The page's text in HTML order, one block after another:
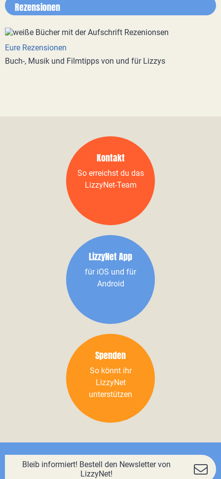
Rezensionen
Eure Rezensionen
Buch-, Musik und Filmtipps von und für Lizzys
Kontakt
So erreichst du das
LizzyNet-Team
LizzyNet App
für iOS und für
Android
Spenden
So könnt ihr
LizzyNet
unterstützen
Bleib informiert! Bestell den Newsletter von
LizzyNet!